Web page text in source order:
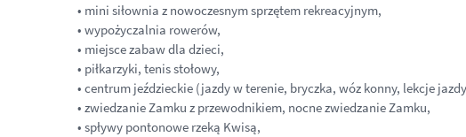
• mini siłownia z nowoczesnym sprzętem rekreacyjnym,
• wypożyczalnia rowerów,
• miejsce zabaw dla dzieci,
• piłkarzyki, tenis stołowy,
• centrum jeździeckie (jazdy w terenie, bryczka, wóz konny, lekcje
• zwiedzanie Zamku z przewodnikiem, nocne zwiedzanie Zamku,
• spływy pontonowe rzeką Kwisą,